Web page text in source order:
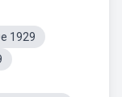
1929